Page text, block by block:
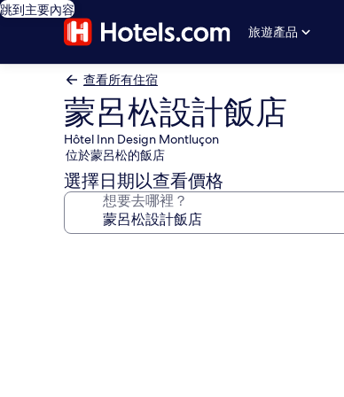
跳到主要內容
旅遊產品
查看所有住宿
蒙呂松設計飯店
Hôtel Inn Design Montluçon
位於蒙呂松的飯店
選擇日期以查看價格
想要去哪裡？